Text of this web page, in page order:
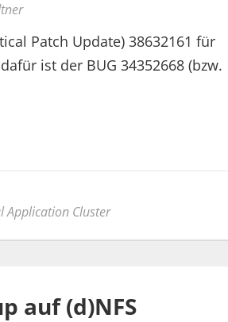
Patch Update) 38632161 für
ist der BUG 34352668 (bzw.
Application Cluster
auf (d)NFS